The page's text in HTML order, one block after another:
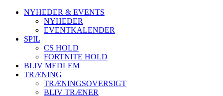
Skip
NYHEDER & EVENTS
NYHEDER
EVENTKALENDER
SPIL
CS HOLD
FORTNITE HOLD
BLIV MEDLEM
TRÆNING
TRÆNINGSOVERSIGT
BLIV TRÆNER